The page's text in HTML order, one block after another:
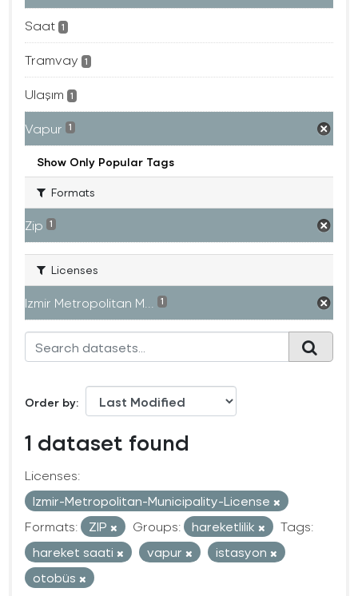
Saat 1
Tramvay 1
Ulaşım 1
Vapur 1
Show Only Popular Tags
Formats
Zip 1
Licenses
Izmir Metropolitan M... 1
Order by
1 dataset found
Licenses:
Izmir-Metropolitan-Municipality-License
Formats:
ZIP Groups: hareketlilik
Tags:
hareket saati
vapur
istasyon
otobüs